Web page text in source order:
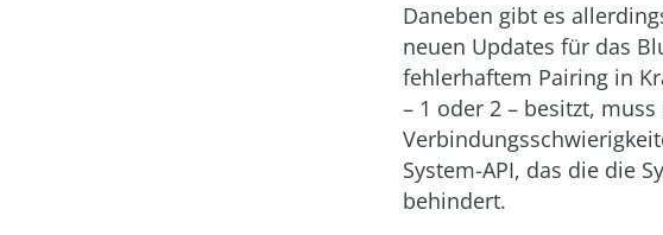
Daneben gibt es
neuen Updates für das
fehlerhaftem Pairing in
– 1 oder 2 – besitzt,
System-API, das die die
behindert.